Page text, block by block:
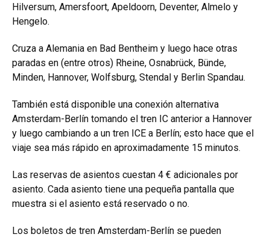
Hilversum, Amersfoort, Apeldoorn, Deventer, Almelo y
Hengelo.
Cruza a Alemania en Bad Bentheim y luego hace otras
paradas en (entre otros) Rheine, Osnabrück, Bünde,
Minden, Hannover, Wolfsburg, Stendal y Berlin Spandau.
También está disponible una conexión alternativa
Amsterdam-Berlín tomando el tren IC anterior a Hannover
y luego cambiando a un tren ICE a Berlín; esto hace que el
viaje sea más rápido en aproximadamente 15 minutos.
Las reservas de asientos cuestan 4 € adicionales por
asiento. Cada asiento tiene una pequeña pantalla que
muestra si el asiento está reservado o no.
Los boletos de tren Amsterdam-Berlín se pueden